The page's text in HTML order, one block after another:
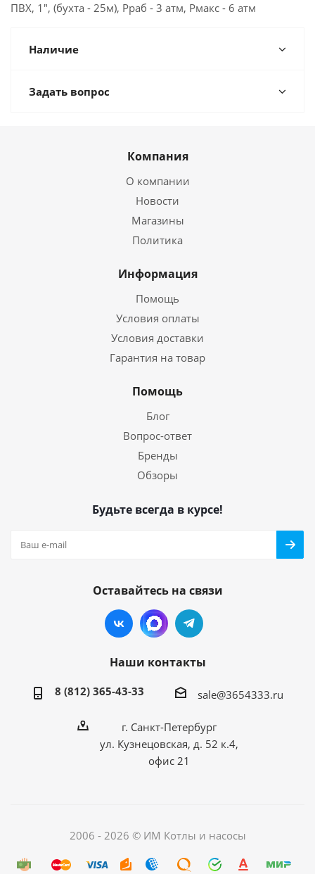
ПВХ, 1", (бухта - 25м), Рраб - 3 атм, Рмакс - 6 атм
Наличие
Задать вопрос
Компания
О компании
Новости
Магазины
Политика
Информация
Помощь
Условия оплаты
Условия доставки
Гарантия на товар
Помощь
Блог
Вопрос-ответ
Бренды
Обзоры
Будьте всегда в курсе!
Оставайтесь на связи
Наши контакты
8 (812) 365-43-33 sale@3654333.ru
г. Санкт-Петербург
ул. Кузнецовская, д. 52 к.4,
офис 21
2006 - 2026 © ИМ Котлы и насосы